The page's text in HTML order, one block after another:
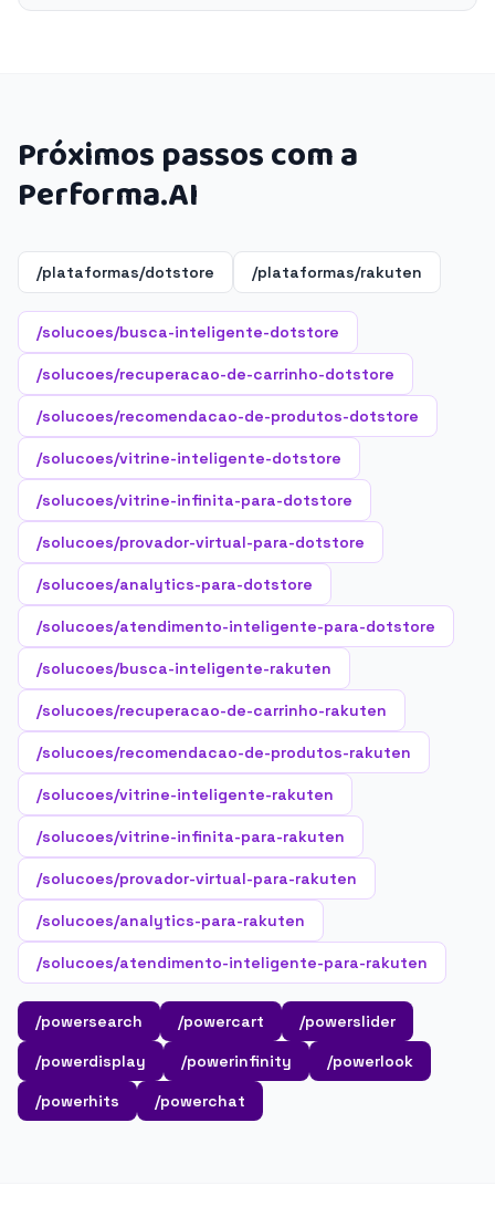
Próximos passos com a
Performa.AI
/plataformas/dotstore /plataformas/rakuten
/solucoes/busca-inteligente-dotstore
/solucoes/recuperacao-de-carrinho-dotstore
/solucoes/recomendacao-de-produtos-dotstore
/solucoes/vitrine-inteligente-dotstore
/solucoes/vitrine-infinita-para-dotstore
/solucoes/provador-virtual-para-dotstore
/solucoes/analytics-para-dotstore
/solucoes/atendimento-inteligente-para-dotstore
/solucoes/busca-inteligente-rakuten
/solucoes/recuperacao-de-carrinho-rakuten
/solucoes/recomendacao-de-produtos-rakuten
/solucoes/vitrine-inteligente-rakuten
/solucoes/vitrine-infinita-para-rakuten
/solucoes/provador-virtual-para-rakuten
/solucoes/analytics-para-rakuten
/solucoes/atendimento-inteligente-para-rakuten
/powersearch /powercart
/powerslider
/powerdisplay
/powerinfinity
/powerlook
/powerhits
/powerchat